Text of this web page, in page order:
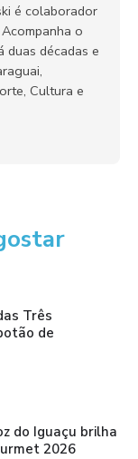
é colaborador
o
duas décadas e
Cultura e
Três
de
do Iguaçu brilha
2026